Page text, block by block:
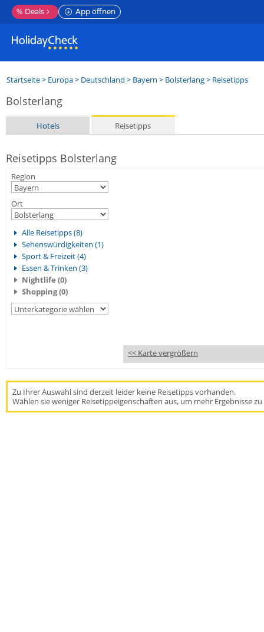
% Deals App öffnen
Startseite> Europa> Deutschland > Bayern > Bolsterlang> Reisetipps
Bolsterlang
Hotels Reisetipps
Reisetipps Bolsterlang
Region
Ort
Alle Reisetipps (8)
Sehenswürdigkeiten (1)
Sport & Freizeit (4)
Essen & Trinken (3)
Nightlife (0)
Shopping (0)
<< Karte vergrößern
Zu Ihrer Auswahl sind derzeit leider keine Reisetipps vorhanden.
Wählen sie weniger Reisetippeigenschaften aus, um mehr Ergebnisse